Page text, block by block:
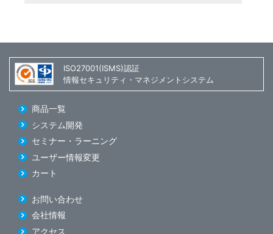
ISO27001(ISMS)認証
情報セキュリティ・マネジメントシステム
商品一覧
システム開発
セミナー・ラーニング
ユーザー情報変更
カート
お問い合わせ
会社情報
アクセス